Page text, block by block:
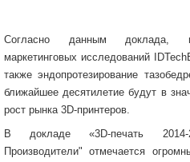
Согласно данным доклада,
маркетинговых исследований
также эндопротезирование
ближайшее десятилетие будут в
рост рынка 3D-принтеров.
В докладе «3D-печать 2014-
Производители" отмечается